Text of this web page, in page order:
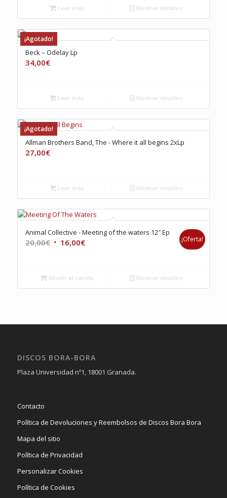
Leer más Mostrar detalles
¡Agotado!
Beck – Odelay Lp
34,00€
Leer más Mostrar detalles
¡Agotado!
Allman Brothers Band, The ‎- Where it all begins 2xLp
27,00€
Leer más Mostrar detalles
Animal Collective ‎- Meeting of the waters 12″ Ep
20,00€ El
era:
20,00€.
16,00€El
es:
16,00€.
¡Oferta!
Añadir al carrito Mostrar detalles
DISCOS BORA-BORA
Plaza Universidad nº1, 18001 Granada.
Contacto
Política de Devoluciones y Reembolsos de Discos Bora Bora
Mapa del sitio
Política de Privacidad
Personalizar Cookies
Política de Cookies